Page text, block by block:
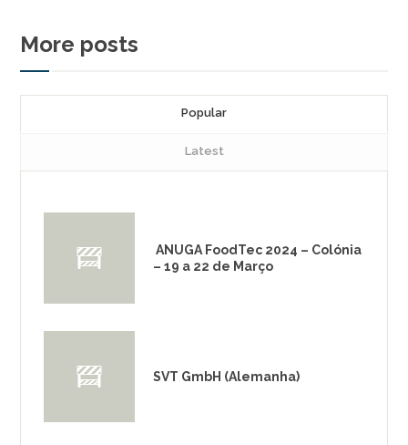
More posts
Popular
Latest
ANUGA FoodTec 2024 – Colónia
– 19 a 22 de Março
SVT GmbH (Alemanha)